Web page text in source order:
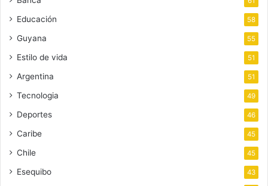
Educación 58
Guyana 55
Estilo de vida 51
Argentina 51
Tecnologia 49
Deportes 46
Caribe 45
Chile 45
Esequibo 43